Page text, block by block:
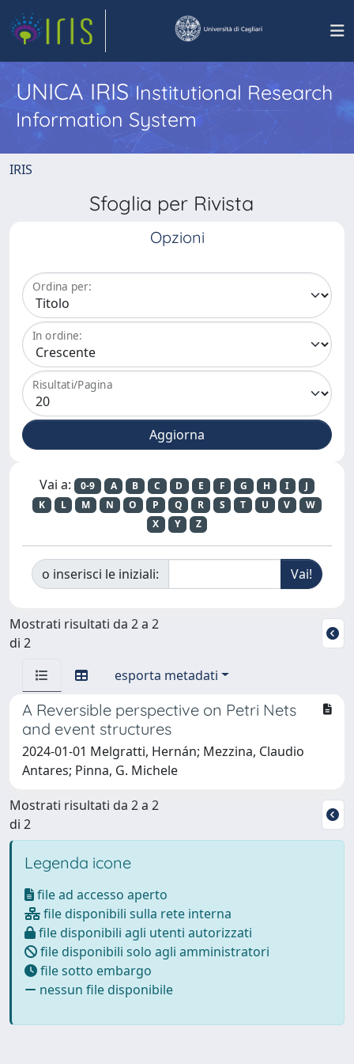
UNICA IRISInstitutional Research
Information System
IRIS
Sfoglia per Rivista
Opzioni
Ordina per:
In ordine:
Risultati/Pagina
Vai a: 0-9 A B C D E F G H I
J
K
L M N O P Q R S T U V
W
X
Y Z
o inserisci le iniziali:
Mostrati risultati da 2 a 2
di 2
esporta metadati
A Reversible perspective on Petri Nets
and event structures
2024-01-01 Melgratti, Hernán; Mezzina, Claudio
Antares; Pinna, G. Michele
Mostrati risultati da 2 a 2
di 2
Legenda icone
file ad accesso aperto
file disponibili sulla rete interna
file disponibili agli utenti autorizzati
file disponibili solo agli amministratori
file sotto embargo
nessun file disponibile